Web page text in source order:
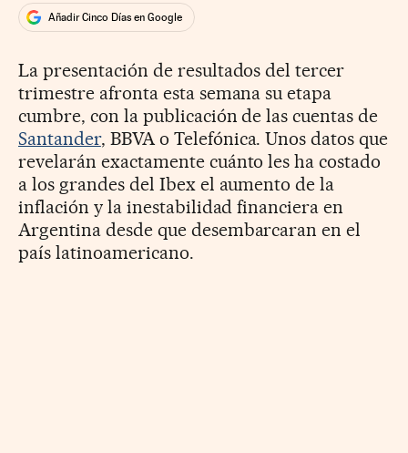
Añadir Cinco Días en Google
La presentación de resultados del tercer
trimestre afronta esta semana su etapa
cumbre, con la publicación de las cuentas de
Santander, BBVA o Telefónica. Unos datos que
revelarán exactamente cuánto les ha costado
a los grandes del Ibex el aumento de la
inflación y la inestabilidad financiera en
Argentina desde que desembarcaran en el
país latinoamericano.